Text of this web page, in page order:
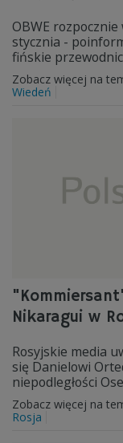
OBWE
stycznia -
fińskie
Zobacz więcej na
Wiedeń
Nikaragui w
Rosyjskie media
się Danielowi
niepodległości
Zobacz więcej na
Rosja